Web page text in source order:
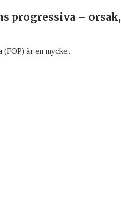
progressiva – orsak,
är en mycke...